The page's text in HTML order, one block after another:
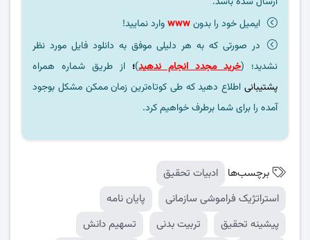
ایمیل خود را بدونwwwوارد نمایید!
در صورتی که به هر دلیلی موفق به دانلود فایل مورد نظر
نشدید؛ (خرید مجدد انجام ندهید)؛ از طریق شماره همراه
پشتیبانی اطلاع دهید که طی کوتاه‌ترین زمان ممکن مشکل بوجود
آمده را برای شما برطرف خواهیم کرد.
برچسب‌ها
ادبیات تحقیق
استراتژیک فراموشی سازمانی
پایان نامه
پیشینه تحقیق
تربیت بدنی
تسهیم دانش